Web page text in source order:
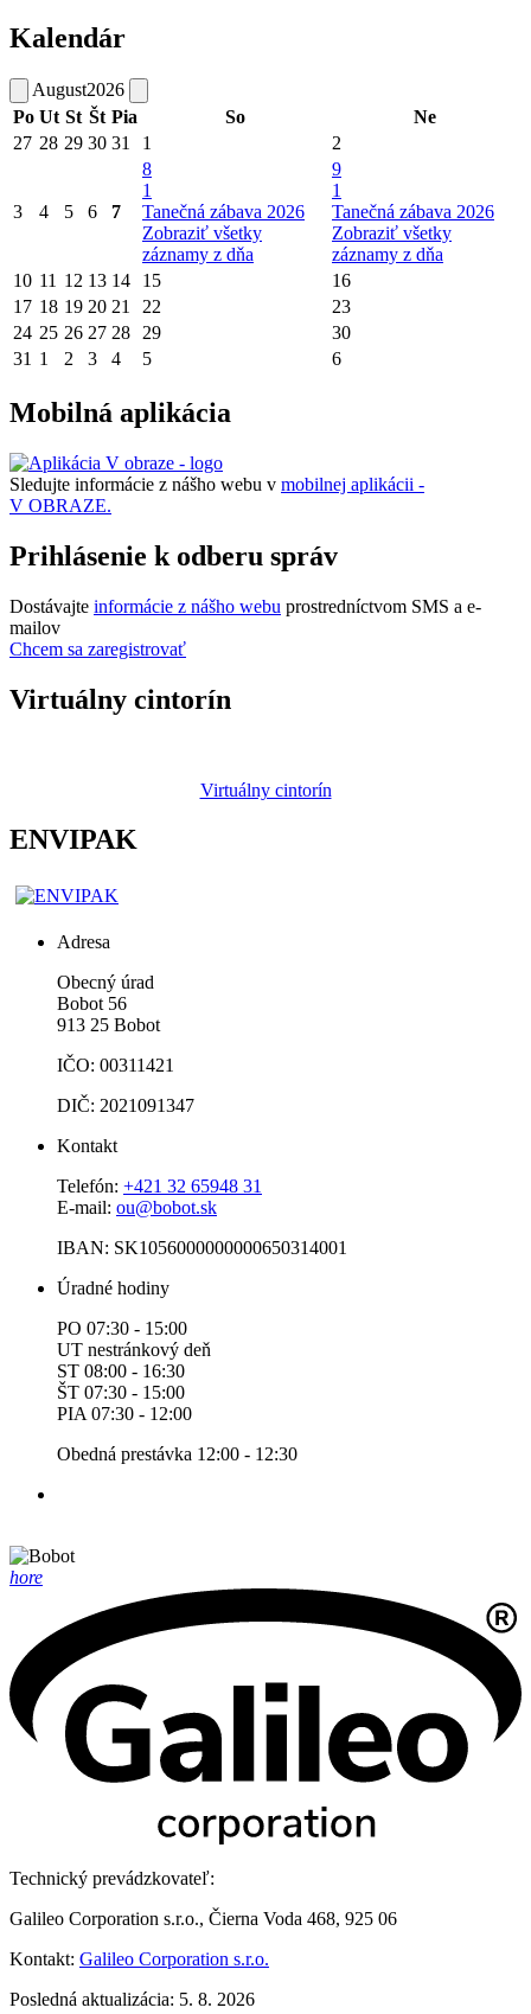
Kalendár
August2026
Po Ut St Št Pia So
Ne
27 28 29 30 31 1 2
3 4 5 6 7
8
1
Tanečná zábava 2026
Zobraziť všetky
záznamy z dňa
9
1
Tanečná zábava 2026
Zobraziť všetky
záznamy z dňa
10 11 12 13 14 15
16
17 18 19 20 21 22
23
24 25 26 27 28 29
30
31 1 2 3 4 5 6
Mobilná aplikácia
Sledujte informácie z nášho webu v mobilnej aplikácii -
V OBRAZE.
Prihlásenie k odberu správ
Dostávajte informácie z nášho webu prostredníctvom SMS a e-
mailov
Chcem sa zaregistrovať
Virtuálny cintorín
Virtuálny cintorín
ENVIPAK
Adresa
Obecný úrad
Bobot 56
913 25 Bobot
IČO: 00311421
DIČ: 2021091347
Kontakt
Telefón: +421 32 65948 31
E-mail: ou@bobot.sk
IBAN: SK1056000000000650314001
Úradné hodiny
PO 07:30 - 15:00
UT nestránkový deň
ST 08:00 - 16:30
ŠT 07:30 - 15:00
PIA 07:30 - 12:00
Obedná prestávka 12:00 - 12:30
hore
Technický prevádzkovateľ:
Galileo Corporation s.r.o., Čierna Voda 468, 925 06
Kontakt: Galileo Corporation s.r.o.
Posledná aktualizácia: 5. 8. 2026